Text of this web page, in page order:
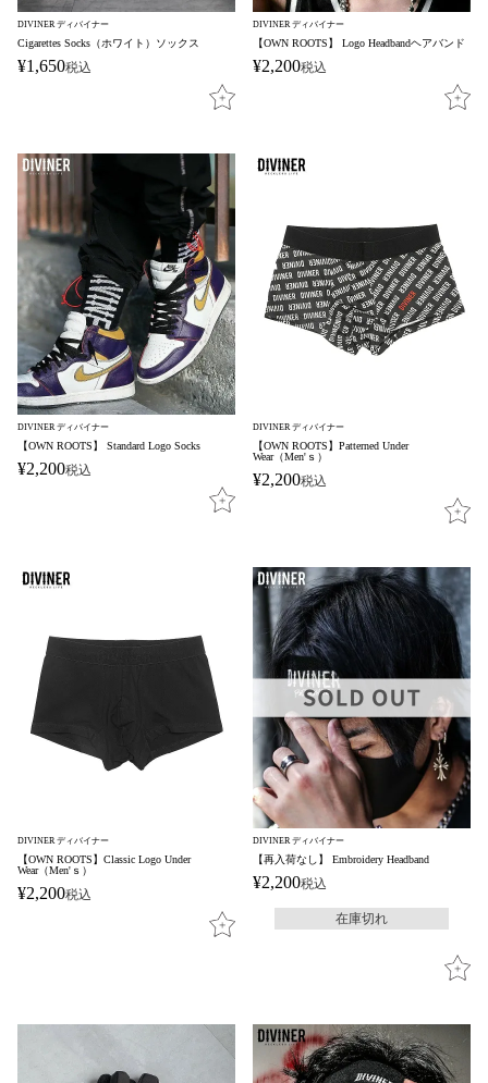
DIVINER ディバイナー
Cigarettes Socks（ホワイト）ソックス
¥1,650税込
DIVINER ディバイナー
【OWN ROOTS】 Logo Headbandヘアバンド
¥2,200税込
DIVINER ディバイナー
【OWN ROOTS】 Standard Logo Socks
¥2,200税込
DIVINER ディバイナー
【OWN ROOTS】Patterned Under
Wear（Men'ｓ）
¥2,200税込
DIVINER ディバイナー
【OWN ROOTS】Classic Logo Under
Wear（Men'ｓ）
¥2,200税込
DIVINER ディバイナー
【再入荷なし】 Embroidery Headband
¥2,200税込
在庫切れ